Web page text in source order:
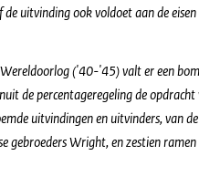
uitvinding ook voldoet aan de
('40-'45) valt er een
de percentageregeling de opdracht
uitvindingen en uitvinders, van
Wright, en zestien